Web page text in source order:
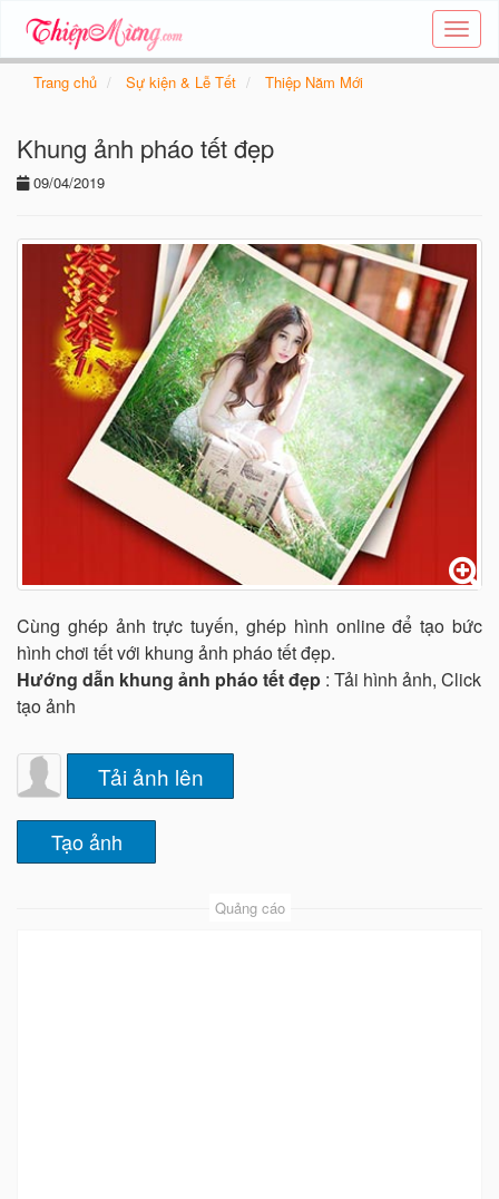
Tạo
thiệp
Trang chủ Sự kiện & Lễ Tết Thiệp Năm Mới
Khung ảnh pháo tết đẹp
09/04/2019
Cùng ghép ảnh trực tuyến, ghép hình online để tạo bức
hình chơi tết với khung ảnh pháo tết đẹp.
Hướng dẫn khung ảnh pháo tết đẹp : Tải hình ảnh, Click
tạo ảnh
Tải ảnh lên
Quảng cáo